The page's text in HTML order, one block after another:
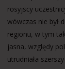
rosyjscy
wówczas nie był
regionu, w tym
jasna, względy
utrudniała